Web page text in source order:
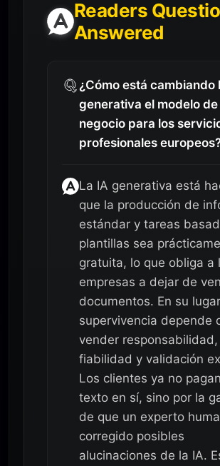
Readers
Answered
¿Cómo está cambiando
generativa el modelo de
negocio para los
profesionales
La IA generativa está
que la producción de
estándar y tareas
plantillas sea
gratuita, lo que obliga a
empresas a dejar de
documentos. En su
supervivencia depende
vender responsabilidad,
fiabilidad y validación
Los clientes ya no
texto en sí, sino por la
de que un experto
corregido posibles
alucinaciones de la IA.